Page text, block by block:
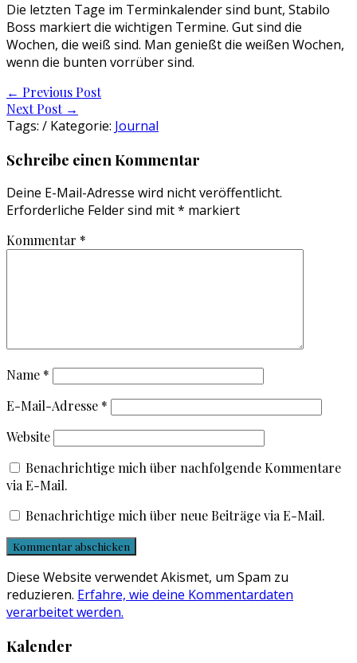
Die letzten Tage im Terminkalender sind bunt, Stabilo
Boss markiert die wichtigen Termine. Gut sind die
Wochen, die weiß sind. Man genießt die weißen Wochen,
wenn die bunten vorrüber sind.
Post
navigation
← Previous Post
Next Post →
Tags: / Kategorie: Journal
Schreibe einen Kommentar
Deine E-Mail-Adresse wird nicht veröffentlicht.
Erforderliche Felder sind mit* markiert
Kommentar *
Name *
E-Mail-Adresse *
Website
Benachrichtige mich über nachfolgende Kommentare
via E-Mail.
Benachrichtige mich über neue Beiträge via E-Mail.
Diese Website verwendet Akismet, um Spam zu
reduzieren. Erfahre, wie deine Kommentardaten
verarbeitet werden.
Kalender